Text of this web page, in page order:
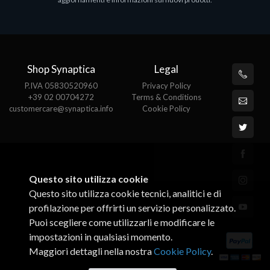
Shop Synaptica
P.IVA 05830520960
+39 02 00704272
customercare@synaptica.info
Legal
Privacy Policy
Terms & Conditions
Cookie Policy
Questo sito utilizza cookie
Questo sito utilizza cookie tecnici, analitici e di
profilazione per offrirti un servizio personalizzato.
Puoi scegliere come utilizzarli e modificare le
impostazioni in qualsiasi momento.
Maggiori dettagli nella nostraCookie Policy.